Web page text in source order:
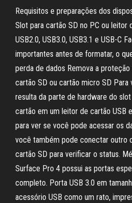
Requisitos e preparações dos
Slot para cartão SD no PC ou leitor
USB2.0, USB3.0, USB3.1 e USB-C
importantes antes de formatar, o
perda de dados Remova a
cartão SD ou cartão micro SD
resulta da parte de hardware do
cartão em um leitor de cartão USB
para ver se você pode acessar os
você também pode conectar outro
cartão SD para verificar o status.
Surface Pro 4 possui as portas
completo. Porta USB 3.0 em
acessório USB como um rato,